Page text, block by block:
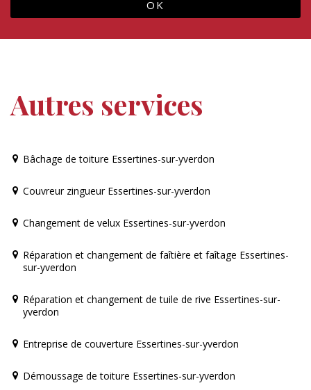
Autres services
Bâchage de toiture Essertines-sur-yverdon
Couvreur zingueur Essertines-sur-yverdon
Changement de velux Essertines-sur-yverdon
Réparation et changement de faîtière et faîtage Essertines-
sur-yverdon
Réparation et changement de tuile de rive Essertines-sur-
yverdon
Entreprise de couverture Essertines-sur-yverdon
Démoussage de toiture Essertines-sur-yverdon